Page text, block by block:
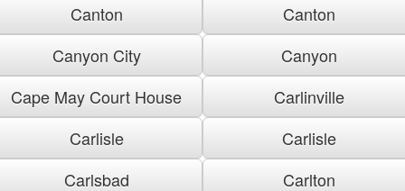
Canton
Canton
Canyon City
Canyon
Cape May Court House
Carlinville
Carlisle
Carlisle
Carlsbad
Carlton